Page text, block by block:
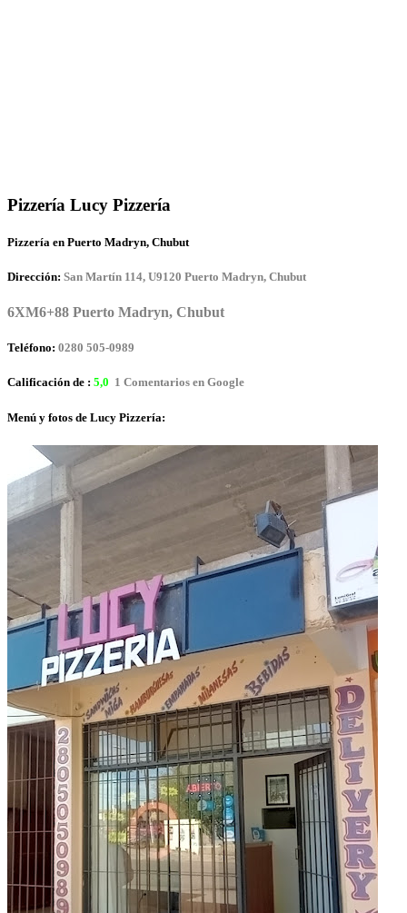
Pizzería Lucy Pizzería
Pizzería en Puerto Madryn, Chubut
Dirección: San Martín 114, U9120 Puerto Madryn, Chubut
6XM6+88 Puerto Madryn, Chubut
Teléfono: 0280 505-0989
Calificación de : 5,0 1 Comentarios en Google
Menú y fotos de Lucy Pizzería: